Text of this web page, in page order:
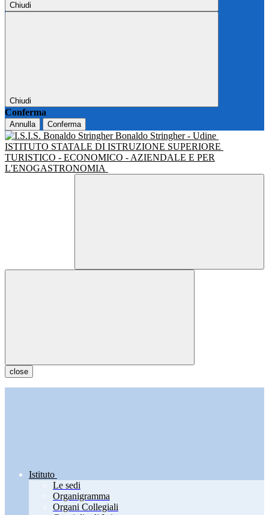
Chiudi
Chiudi
Conferma
Annulla Conferma
Bonaldo Stringher - Udine
ISTITUTO STATALE DI ISTRUZIONE SUPERIORE
TURISTICO - ECONOMICO - AZIENDALE E PER
L'ENOGASTRONOMIA
close
Istituto
Le sedi
Organigramma
Organi Collegiali